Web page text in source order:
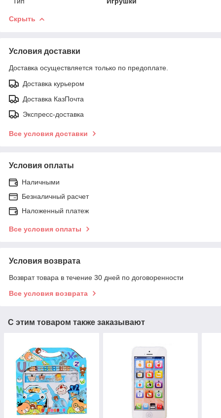
Скрыть
Условия доставки
Доставка осуществляется только по предоплате.
Доставка курьером
Доставка КазПочта
Экспресс-доставка
Все условия доставки
Условия оплаты
Наличными
Безналичный расчет
Наложенный платеж
Все условия оплаты
Условия возврата
Возврат товара в течение 30 дней по договоренности
Все условия возврата
С этим товаром также заказывают